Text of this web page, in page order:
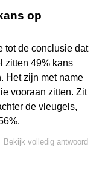
op
tot de conclusie dat
zitten 49% kans
Het zijn met name
vooraan zitten. Zit
de vleugels,
Bekijk volledig antwoord